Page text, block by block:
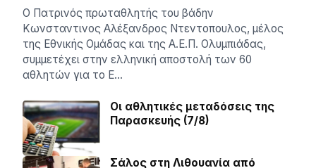
Ο Πατρινός πρωταθλητής του βάδην
Κωνσταντινος Αλέξανδρος Ντεντοπουλος, μέλος
της Εθνικής Ομάδας και της Α.Ε.Π. Ολυμπιάδας,
συμμετέχει στην ελληνική αποστολή των 60
αθλητών για το Ε…
Οι αθλητικές μεταδόσεις της
Παρασκευής (7/8)
Σάλος στη Λιθουανία από